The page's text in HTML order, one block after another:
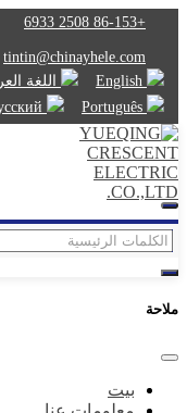
+86-153 2508 6933
tintin@chinayhele.com
اللغة
ملاحة
بيت